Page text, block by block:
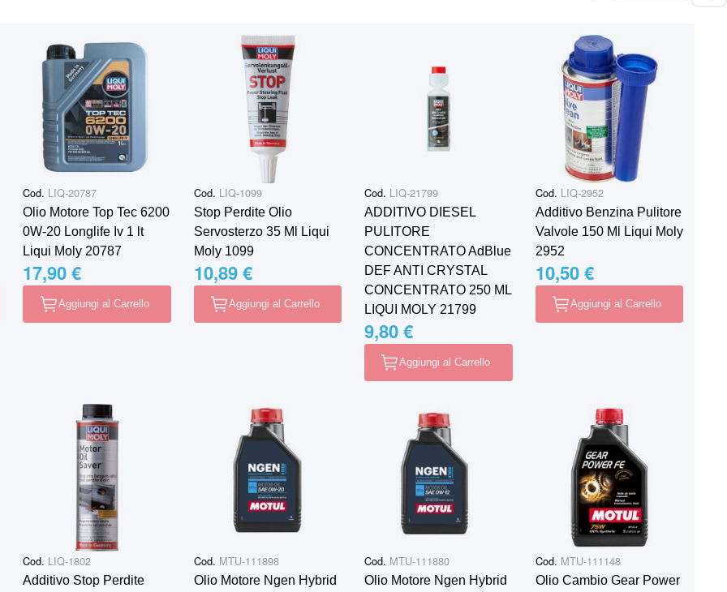
Cod. LIQ-20787
Olio Motore Top Tec 6200
0W-20 Longlife Iv 1 lt
Liqui Moly 20787
17,90 €
Aggiungi al Carrello
Cod. LIQ-1099
Stop Perdite Olio
Servosterzo 35 Ml Liqui
Moly 1099
10,89 €
Aggiungi al Carrello
Cod. LIQ-21799
ADDITIVO DIESEL
PULITORE
CONCENTRATO AdBlue
DEF ANTI CRYSTAL
CONCENTRATO 250 ML
LIQUI MOLY 21799
9,80 €
Aggiungi al Carrello
Cod. LIQ-2952
Additivo Benzina Pulitore
Valvole 150 Ml Liqui Moly
2952
10,50 €
Aggiungi al Carrello
Cod. LIQ-1802
Additivo Stop Perdite
Cod. MTU-111898
Olio Motore Ngen Hybrid
Cod. MTU-111880
Olio Motore Ngen Hybrid
Cod. MTU-111148
Olio Cambio Gear Power